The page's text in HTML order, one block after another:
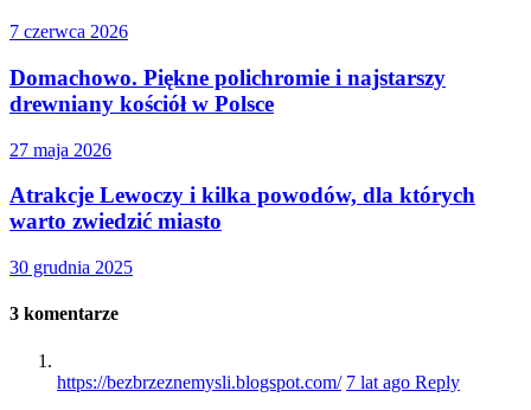
7 czerwca 2026
Domachowo. Piękne polichromie i najstarszy
drewniany kościół w Polsce
27 maja 2026
Atrakcje Lewoczy i kilka powodów, dla których
warto zwiedzić miasto
30 grudnia 2025
3 komentarze
https://bezbrzeznemysli.blogspot.com/ 7 lat ago Reply